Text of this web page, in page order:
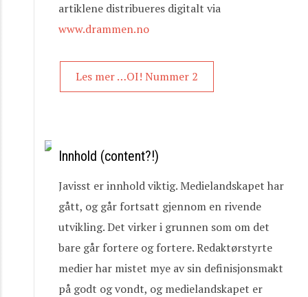
artiklene distribueres digitalt via
www.drammen.no
Les mer …OI! Nummer 2
Innhold (content?!)
Javisst er innhold viktig. Medielandskapet har
gått, og går fortsatt gjennom en rivende
utvikling. Det virker i grunnen som om det
bare går fortere og fortere. Redaktørstyrte
medier har mistet mye av sin definisjonsmakt
på godt og vondt, og medielandskapet er